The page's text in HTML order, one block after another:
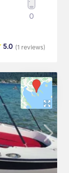
0
(1 reviews)
5.0